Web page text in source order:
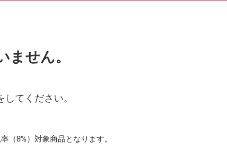
せん。
てください。
（8%）対象商品となります。